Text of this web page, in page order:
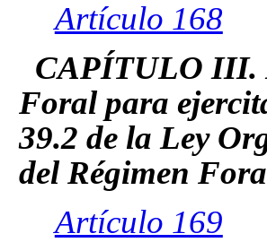
Artículo 168
CAPÍTULO III.
Foral para
39.2 de la Ley
del Régimen
Artículo 169